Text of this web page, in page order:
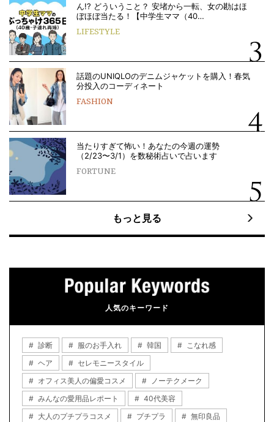
ん!? どういうこと？ 安堵から一転、女の勘はほ
ぼほぼ当たる！【中学生ママ（40…
LIFESTYLE
話題のUNIQLOのデニムジャケットを購入！春気
分投入のコーディネート
FASHION
当たりすぎて怖い！あなたの今週の運勢
（2/23〜3/1）を数秘術占いで占います
FORTUNE
もっと見る
人気のキーワード
診断 服のお手入れ 韓国
こなれ感
ヘア
セレモニースタイル
オフィス美人の偏愛コスメ
ノーテクメーク
みんなの愛用品レポート
40代美容
大人のプチプラコスメ
プチプラ
無印良品